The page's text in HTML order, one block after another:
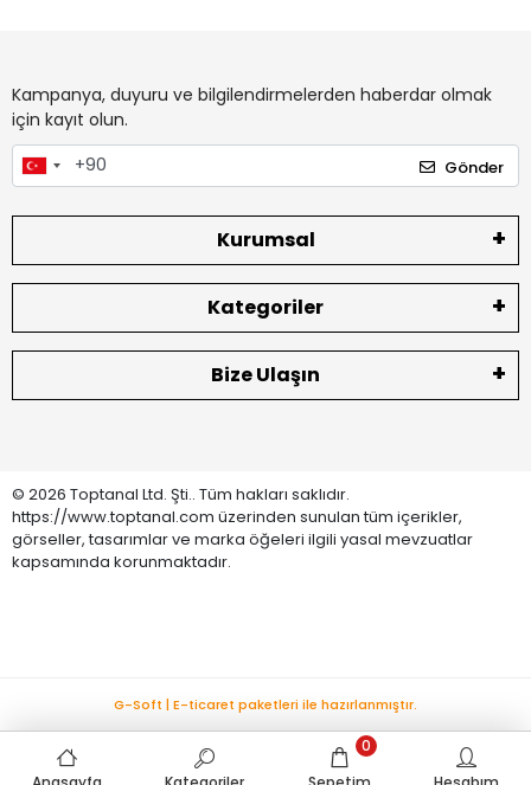
Kampanya, duyuru ve bilgilendirmelerden haberdar olmak
için kayıt olun.
Gönder
Kurumsal
Kategoriler
Bize Ulaşın
© 2026 Toptanal Ltd. Şti.. Tüm hakları saklıdır.
https://www.toptanal.com üzerinden sunulan tüm içerikler,
görseller, tasarımlar ve marka öğeleri ilgili yasal mevzuatlar
kapsamında korunmaktadır.
0
G-Soft | E-ticaret paketleri ile hazırlanmıştır.